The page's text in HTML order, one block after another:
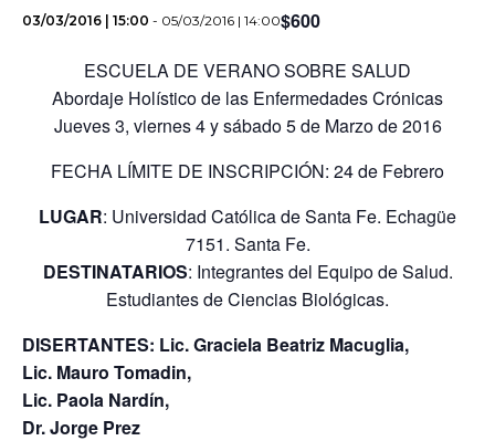
03/03/2016 | 15:00 - 05/03/2016 | 14:00$600
ESCUELA DE VERANO SOBRE SALUD
Abordaje Holístico de las Enfermedades Crónicas
Jueves 3, viernes 4 y sábado 5 de Marzo de 2016
FECHA LÍMITE DE INSCRIPCIÓN: 24 de Febrero
LUGAR: Universidad Católica de Santa Fe. Echagüe
7151. Santa Fe.
DESTINATARIOS: Integrantes del Equipo de Salud.
Estudiantes de Ciencias Biológicas.
DISERTANTES: Lic. Graciela Beatriz Macuglia,
Lic. Mauro Tomadin,
Lic. Paola Nardín,
Dr. Jorge Prez